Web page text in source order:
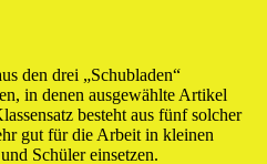
den drei „Schubladen“
in denen ausgewählte Artikel
besteht aus fünf solcher
gut für die Arbeit in kleinen
Schüler einsetzen.